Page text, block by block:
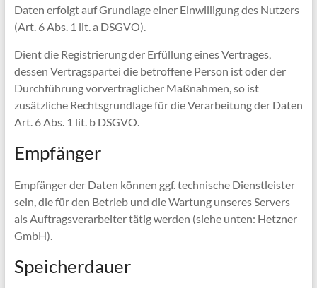
Daten erfolgt auf Grundlage einer Einwilligung des Nutzers
(Art. 6 Abs. 1 lit. a DSGVO).
Dient die Registrierung der Erfüllung eines Vertrages,
dessen Vertragspartei die betroffene Person ist oder der
Durchführung vorvertraglicher Maßnahmen, so ist
zusätzliche Rechtsgrundlage für die Verarbeitung der Daten
Art. 6 Abs. 1 lit. b DSGVO.
Empfänger
Empfänger der Daten können ggf. technische Dienstleister
sein, die für den Betrieb und die Wartung unseres Servers
als Auftragsverarbeiter tätig werden (siehe unten: Hetzner
GmbH).
Speicherdauer